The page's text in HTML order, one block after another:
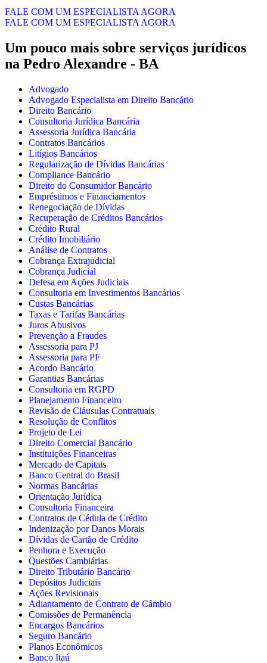
FALE COM UM ESPECIALISTA AGORA
FALE COM UM ESPECIALISTA AGORA
Um pouco mais sobre serviços jurídicos
na Pedro Alexandre - BA
Advogado
Advogado Especialista em Direito Bancário
Direito Bancário
Consultoria Jurídica Bancária
Assessoria Jurídica Bancária
Contratos Bancários
Litígios Bancários
Regularização de Dívidas Bancárias
Compliance Bancário
Direito do Consumidor Bancário
Empréstimos e Financiamentos
Renegociação de Dívidas
Recuperação de Créditos Bancários
Crédito Rural
Crédito Imobiliário
Análise de Contratos
Cobrança Extrajudicial
Cobrança Judicial
Defesa em Ações Judiciais
Consultoria em Investimentos Bancários
Custas Bancárias
Taxas e Tarifas Bancárias
Juros Abusivos
Prevenção a Fraudes
Assessoria para PJ
Assessoria para PF
Acordo Bancário
Garantias Bancárias
Consultoria em RGPD
Planejamento Financeiro
Revisão de Cláusulas Contratuais
Resolução de Conflitos
Projeto de Lei
Direito Comercial Bancário
Instituições Financeiras
Mercado de Capitais
Banco Central do Brasil
Normas Bancárias
Orientação Jurídica
Consultoria Financeira
Contratos de Cédula de Crédito
Indenização por Danos Morais
Dívidas de Cartão de Crédito
Penhora e Execução
Questões Cambiárias
Direito Tributário Bancário
Depósitos Judiciais
Ações Revisionais
Adiantamento de Contrato de Câmbio
Comissões de Permanência
Encargos Bancários
Seguro Bancário
Planos Econômicos
Banco Itaú